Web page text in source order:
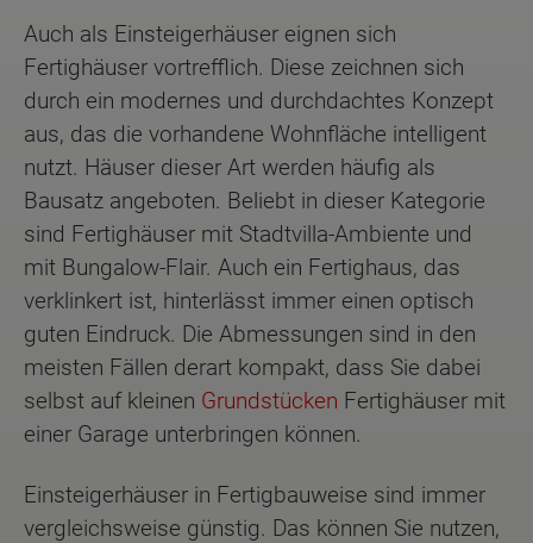
Auch als Einsteigerhäuser eignen sich
Fertighäuser vortrefflich. Diese zeichnen sich
durch ein modernes und durchdachtes Konzept
aus, das die vorhandene Wohnfläche intelligent
nutzt. Häuser dieser Art werden häufig als
Bausatz angeboten. Beliebt in dieser Kategorie
sind Fertighäuser mit Stadtvilla-Ambiente und
mit Bungalow-Flair. Auch ein Fertighaus, das
verklinkert ist, hinterlässt immer einen optisch
guten Eindruck. Die Abmessungen sind in den
meisten Fällen derart kompakt, dass Sie dabei
selbst auf kleinen Grundstücken Fertighäuser mit
einer Garage unterbringen können.
Einsteigerhäuser in Fertigbauweise sind immer
vergleichsweise günstig. Das können Sie nutzen,